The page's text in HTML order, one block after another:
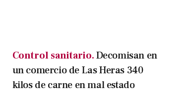
Control sanitario.Decomisan en
un comercio de Las Heras 340
kilos de carne en mal estado